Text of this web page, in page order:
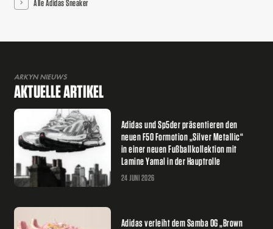
Alle Adidas Sneaker
ARKYN NIEUWS
AKTUELLE ARTIKEL
Adidas und Sp5der präsentieren den
neuen F50 Formotion „Silver Metallic“
in einer neuen Fußballkollektion mit
Lamine Yamal in der Hauptrolle
24 JUNI 2026
Adidas verleiht dem Samba OG „Brown